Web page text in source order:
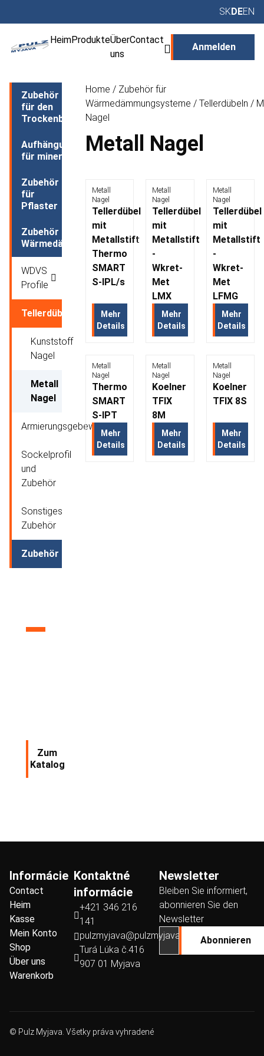
SKDEEN
HeimProdukteÜber
uns
Contact
Anmelden
Zubehör
für den
Trockenbau
Aufhängungssystem
für mineraldecke
Zubehör
für
Pflaster
Zubehör für
Wärmedämmungsysteme
WDVS
Profile
Tellerdübeln
Kunststoff
Nagel
Metall
Nagel
Armierungsgebewe
Sockelprofil
und
Zubehör
Sonstiges
Zubehör
Zubehör
Zum
Katalog
Home / Zubehör für
Wärmedämmungsysteme / Tellerdübeln /
Nagel
Metall Nagel
Metall
Nagel
Tellerdübel
mit
Metallstift
Thermo
SMART
S-IPL/s
Mehr
Details
Metall
Nagel
Tellerdübel
mit
Metallstift
-
Wkret-
Met
LMX
Mehr
Details
Metall
Nagel
Tellerdübel
mit
Metallstift
-
Wkret-
Met
LFMG
Mehr
Details
Metall
Nagel
Thermo
SMART
S-IPT
Mehr
Details
Metall
Nagel
Koelner
TFIX
8M
Mehr
Details
Metall
Nagel
Koelner
TFIX 8S
Mehr
Details
Informácie
Contact
Heim
Kasse
Mein Konto
Shop
Über uns
Warenkorb
Kontaktné
informácie
+421 346 216
141
pulzmyjava@pulzmyjava.sk
Turá Lúka č.416
907 01 Myjava
Newsletter
Bleiben Sie informiert,
abonnieren Sie den
Newsletter
Abonnieren
© Pulz Myjava. Všetky práva vyhradené